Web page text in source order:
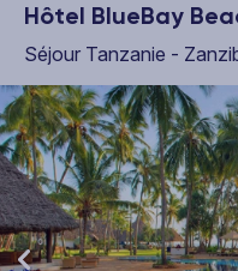
Hôtel BlueBay
Séjour Tanzanie -
This carousel shows one